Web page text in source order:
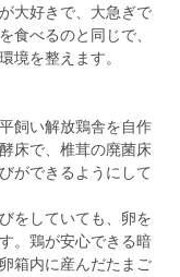
大好きで、大急ぎで
食べるのと同じで、
境を整えます。
飼い解放鶏舎を自作
床で、椎茸の廃菌床
ができるようにして
をしていても、卵を
。鶏が安心できる暗
箱内に産んだたまご